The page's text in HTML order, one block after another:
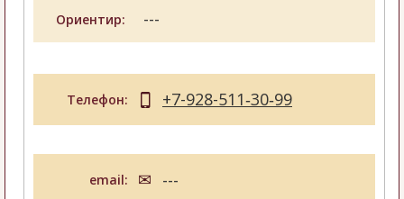
Ориентир: ---
Телефон: +7-928-511‑30‑99
email: ---